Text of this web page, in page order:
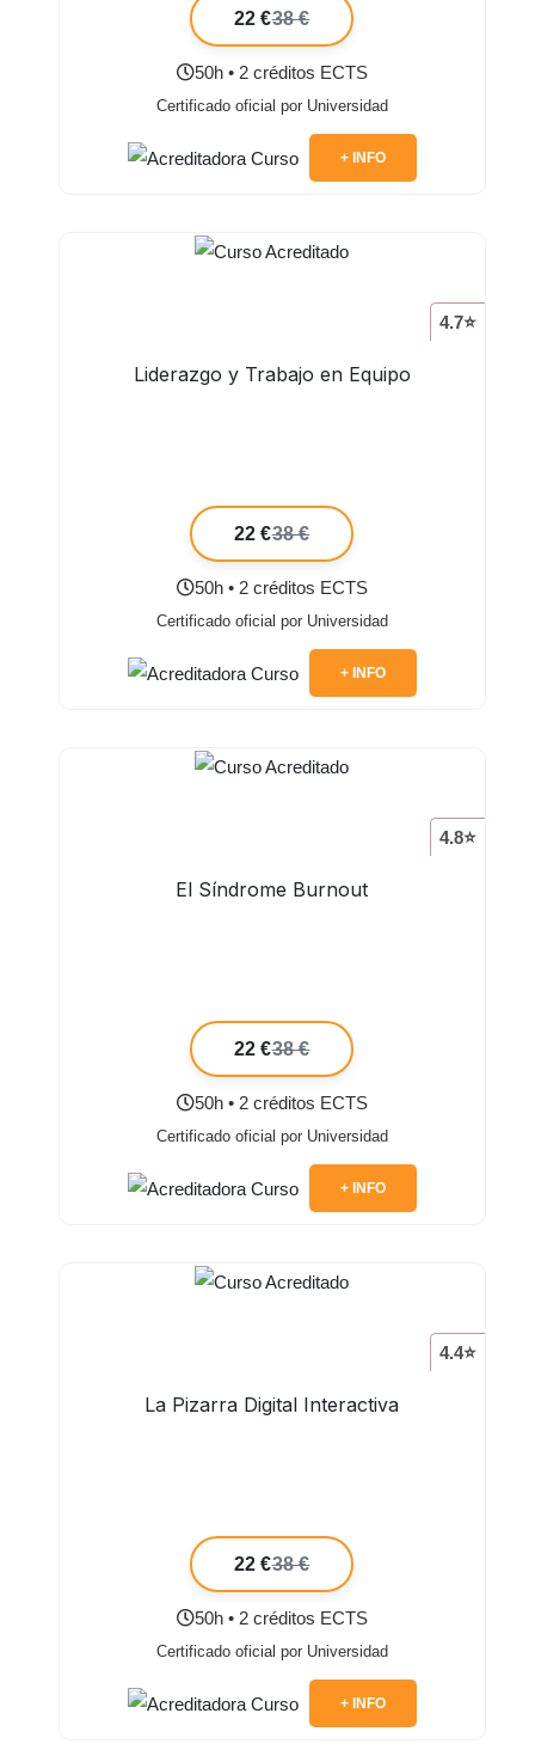
22 €38 €
50h • 2 créditos ECTS
Certificado oficial por Universidad
+ INFO
4.7⭐
Liderazgo y Trabajo en Equipo
22 €38 €
50h • 2 créditos ECTS
Certificado oficial por Universidad
+ INFO
4.8⭐
El Síndrome Burnout
22 €38 €
50h • 2 créditos ECTS
Certificado oficial por Universidad
+ INFO
4.4⭐
La Pizarra Digital Interactiva
22 €38 €
50h • 2 créditos ECTS
Certificado oficial por Universidad
+ INFO